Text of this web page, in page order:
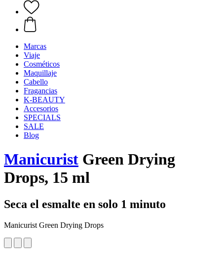
Marcas
Viaje
Cosméticos
Maquillaje
Cabello
Fragancias
K-BEAUTY
Accesorios
SPECIALS
SALE
Blog
Manicurist Green Drying
Drops, 15 ml
Seca el esmalte en solo 1 minuto
Manicurist Green Drying Drops